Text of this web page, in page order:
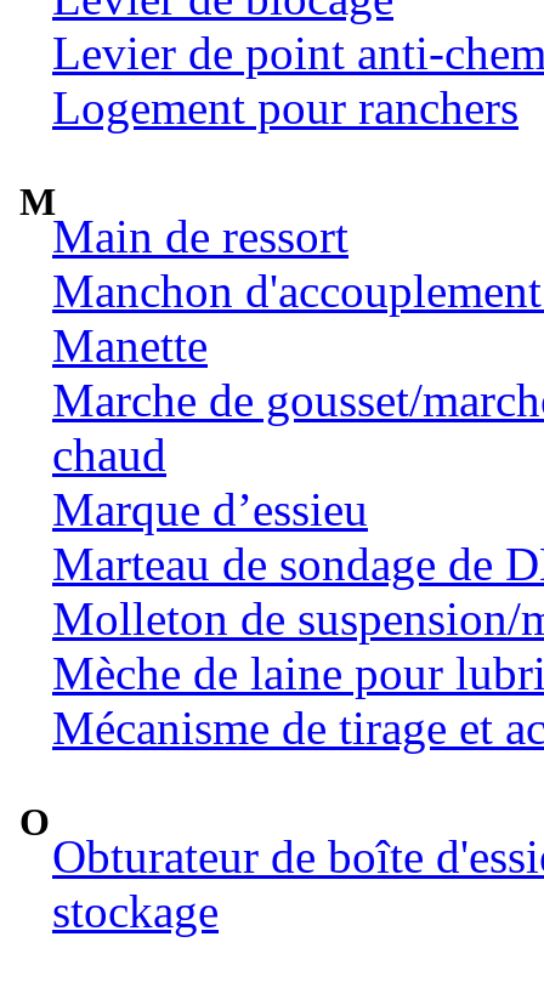
Levier de point anti-
Logement pour ranchers
M
Main de ressort
Manchon
Manette
Marche de gousset/
chaud
Marque d’essieu
Marteau de sondage de
Molleton de suspension/
Mèche de laine pour
Mécanisme de tirage et
O
Obturateur de boîte
stockage